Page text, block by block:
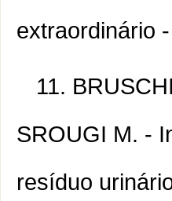
extraordinário
SROUGI M. -
resíduo